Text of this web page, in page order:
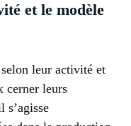
et le modèle
leur activité et
cerner leurs
s’agisse